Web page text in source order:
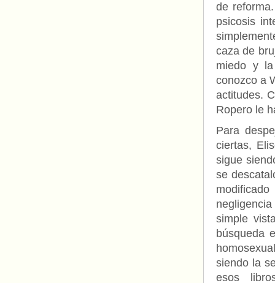
de
psicosis
caza de
miedo y
conozco a
actitudes.
Ropero le
Para
ciertas,
sigue
se
simple
búsqueda
siendo la
esos